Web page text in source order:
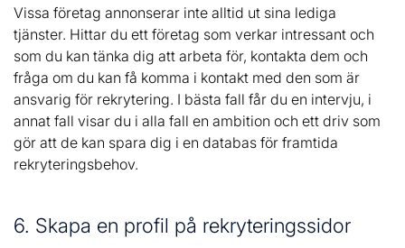
Vissa företag annonserar inte alltid ut sina lediga
tjänster. Hittar du ett företag som verkar intressant och
som du kan tänka dig att arbeta för, kontakta dem och
fråga om du kan få komma i kontakt med den som är
ansvarig för rekrytering. I bästa fall får du en intervju, i
annat fall visar du i alla fall en ambition och ett driv som
gör att de kan spara dig i en databas för framtida
rekryteringsbehov.­­
6. Skapa en profil på rekryteringssidor